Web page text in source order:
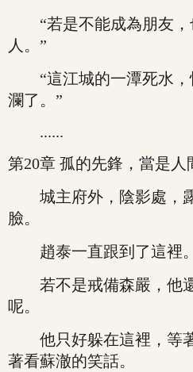
“若是不能成為朋友，
人。”
“這江城的一潭死水，
瀾了。”
......
第20章 孤的先鋒，當是人
城主府外，陰影處，
臉。
趙泰一直跟到了這裡。
若不是戒備森嚴，他
呢。
他只好躲在這裡，等
著看蘇澈的笑話。